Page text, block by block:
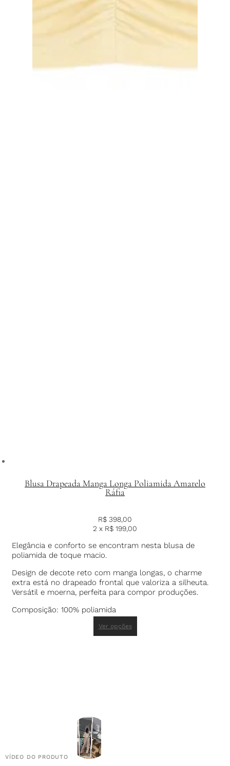
VÍDEO DO PRODUTO
Blusa Drapeada Manga Longa Poliamida Amarelo
Ráfia
R$ 398,00
2 x R$ 199,00
Elegância e conforto se encontram nesta blusa de
poliamida de toque macio.
Design de decote reto com manga longas, o charme
extra está no drapeado frontal que valoriza a silheuta.
Versátil e moerna, perfeita para compor produções.
Composição: 100% poliamida
Ver opções